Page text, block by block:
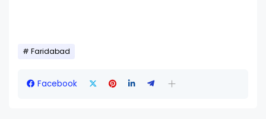
Faridabad
Facebook